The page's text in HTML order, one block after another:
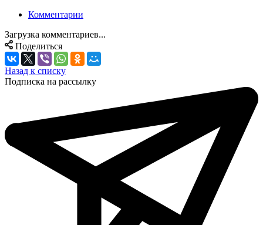
Комментарии
Загрузка комментариев...
Поделиться
Назад к списку
Подписка на рассылку